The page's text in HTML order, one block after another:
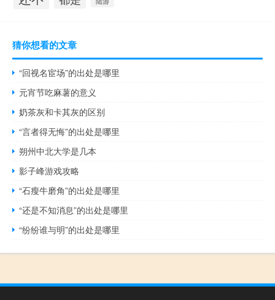
猜你想看的文章
“回视名宦场”的出处是哪里
元宵节吃麻薯的意义
奶茶灰和卡其灰的区别
“言者得无悔”的出处是哪里
朔州中北大学是几本
影子峰游戏攻略
“石瘦牛磨角”的出处是哪里
“还是不知消息”的出处是哪里
“纷纷谁与明”的出处是哪里